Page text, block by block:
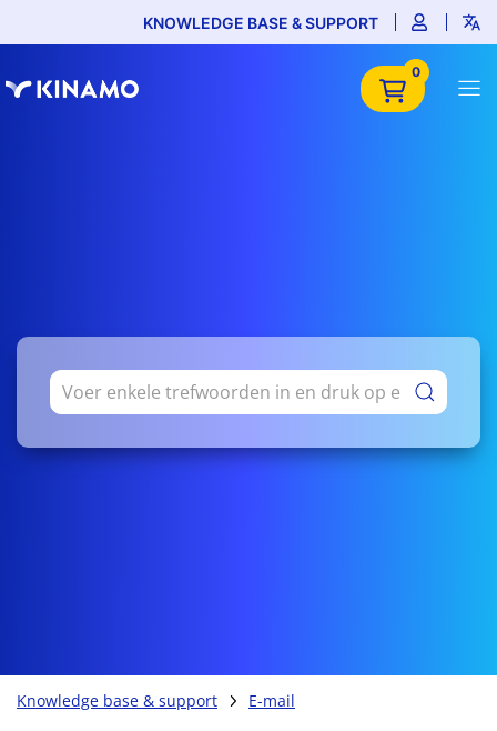
KNOWLEDGE BASE & SUPPORT
0
Knowledge base & support E-mail